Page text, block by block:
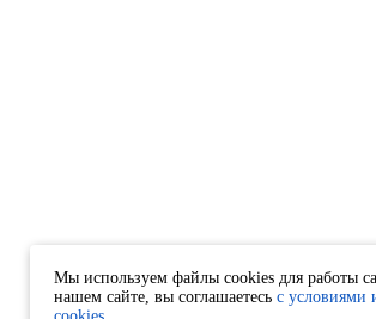
Мы используем файлы cookies для работы
нашем сайте, вы соглашаетесь с условиями